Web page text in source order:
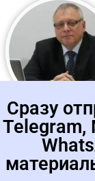
Кандидат
институтов
Сразу
Telegram,